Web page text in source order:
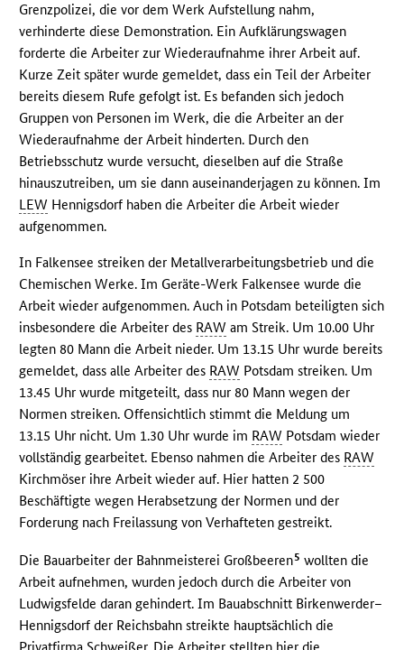
Grenzpolizei, die vor dem Werk Aufstellung nahm,
verhinderte diese Demonstration. Ein Aufklärungswagen
forderte die Arbeiter zur Wiederaufnahme ihrer Arbeit auf.
Kurze Zeit später wurde gemeldet, dass ein Teil der Arbeiter
bereits diesem Rufe gefolgt ist. Es befanden sich jedoch
Gruppen von Personen im Werk, die die Arbeiter an der
Wiederaufnahme der Arbeit hinderten. Durch den
Betriebsschutz wurde versucht, dieselben auf die Straße
hinauszutreiben, um sie dann auseinanderjagen zu können. Im
LEW Hennigsdorf haben die Arbeiter die Arbeit wieder
aufgenommen.
In Falkensee streiken der Metallverarbeitungsbetrieb und die
Chemischen Werke. Im Geräte-Werk Falkensee wurde die
Arbeit wieder aufgenommen. Auch in Potsdam beteiligten sich
insbesondere die Arbeiter des RAW am Streik. Um 10.00 Uhr
legten 80 Mann die Arbeit nieder. Um 13.15 Uhr wurde bereits
gemeldet, dass alle Arbeiter des RAW Potsdam streiken. Um
13.45 Uhr wurde mitgeteilt, dass nur 80 Mann wegen der
Normen streiken. Offensichtlich stimmt die Meldung um
13.15 Uhr nicht. Um 1.30 Uhr wurde im RAW Potsdam wieder
vollständig gearbeitet. Ebenso nahmen die Arbeiter des RAW
Kirchmöser ihre Arbeit wieder auf. Hier hatten 2 500
Beschäftigte wegen Herabsetzung der Normen und der
Forderung nach Freilassung von Verhafteten gestreikt.
Die Bauarbeiter der Bahnmeisterei Großbeeren5 wollten die
Arbeit aufnehmen, wurden jedoch durch die Arbeiter von
Ludwigsfelde daran gehindert. Im Bauabschnitt Birkenwerder–
Hennigsdorf der Reichsbahn streikte hauptsächlich die